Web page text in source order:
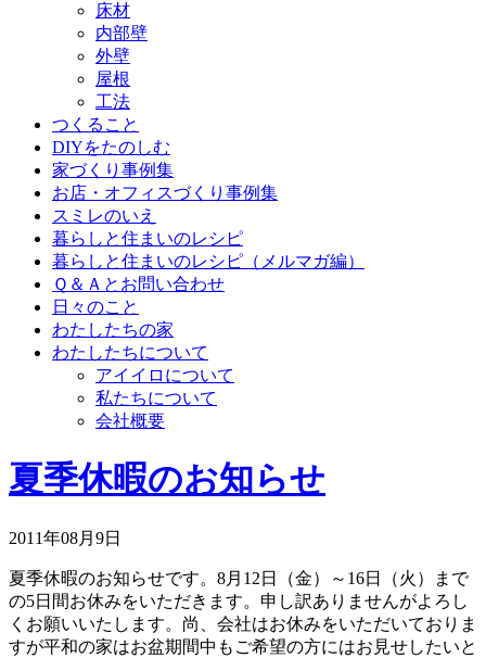
床材
内部壁
外壁
屋根
工法
つくること
DIYをたのしむ
家づくり事例集
お店・オフィスづくり事例集
スミレのいえ
暮らしと住まいのレシピ
暮らしと住まいのレシピ（メルマガ編）
Ｑ＆Ａとお問い合わせ
日々のこと
わたしたちの家
わたしたちについて
アイイロについて
私たちについて
会社概要
夏季休暇のお知らせ
2011年08月9日
夏季休暇のお知らせです。8月12日（金）～16日（火）まで
の5日間お休みをいただきます。申し訳ありませんがよろし
くお願いいたします。尚、会社はお休みをいただいておりま
すが平和の家はお盆期間中もご希望の方にはお見せしたいと